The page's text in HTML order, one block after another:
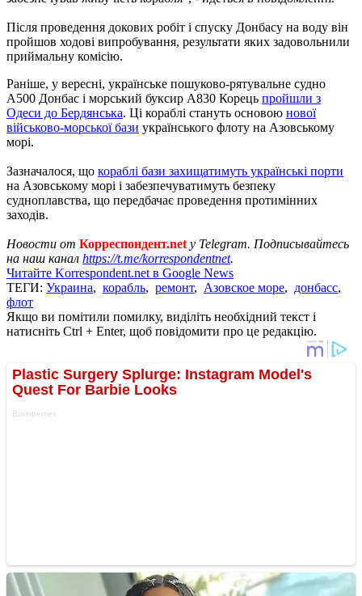
Після проведення докових робіт і спуску Донбасу на воду він
пройшов ходові випробування, результати яких задовольнили
приймальну комісію.
Раніше, у вересні, українське пошуково-рятувальне судно
A500 Донбас і морський буксир A830 Корець пройшли з
Одеси до Бердянська. Ці кораблі стануть основою нової
військово-морської бази українського флоту на Азовському
морі.
Зазначалося, що кораблі бази захищатимуть українські порти
на Азовському морі і забезпечуватимуть безпеку
судноплавства, що передбачає проведення протимінних
заходів.
Новости от Корреспондент.net у Telegram. Подписывайтесь
на наш канал https://t.me/korrespondentnet.
Читайте Korrespondent.net в Google News
ТЕГИ: Украина, корабль, ремонт, Азовское море, донбасс,
флот
Якщо ви помітили помилку, виділіть необхідний текст і
натисніть Ctrl + Enter, щоб повідомити про це редакцію.